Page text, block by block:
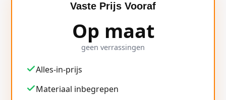
Vaste Prijs Vooraf
Op maat
geen verrassingen
Alles-in-prijs
Materiaal inbegrepen